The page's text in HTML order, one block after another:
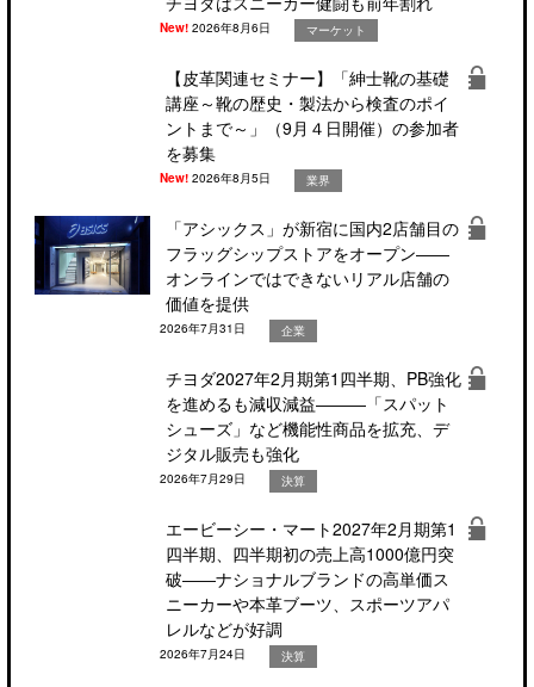
New!2026年8月6日 マーケット
【皮革関連セミナー】「紳士靴の基礎
講座～靴の歴史・製法から検査のポイ
ントまで～」（9月４日開催）の参加者
を募集
New!2026年8月5日 業界
「アシックス」が新宿に国内2店舗目の
フラッグシップストアをオープン――
オンラインではできないリアル店舗の
価値を提供
2026年7月31日 企業
チヨダ2027年2月期第1四半期、PB強化
を進めるも減収減益―――「スパット
シューズ」など機能性商品を拡充、デ
ジタル販売も強化
2026年7月29日 決算
エービーシー・マート2027年2月期第1
四半期、四半期初の売上高1000億円突
破――ナショナルブランドの高単価ス
ニーカーや本革ブーツ、スポーツアパ
レルなどが好調
2026年7月24日 決算